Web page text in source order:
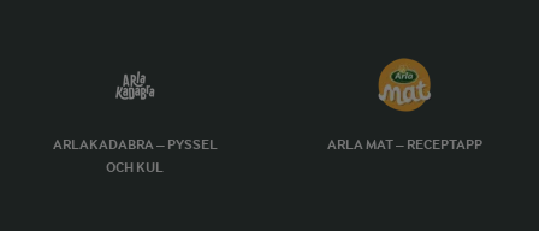
ARLAKADABRA – PYSSEL
OCH KUL
ARLA MAT – RECEPTAPP